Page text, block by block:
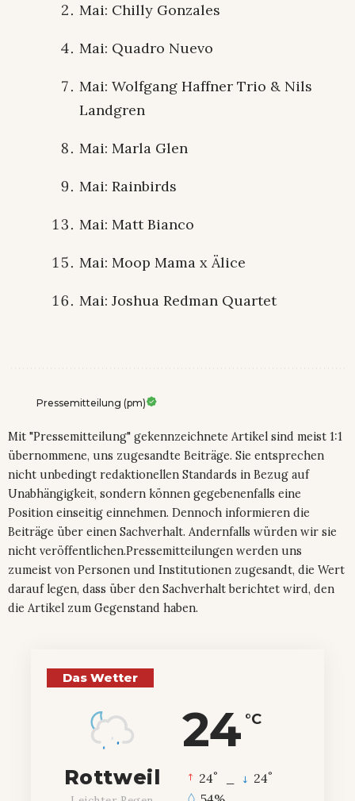
Mai: Chilly Gonzales
Mai: Quadro Nuevo
Mai: Wolfgang Haffner Trio & Nils
Landgren
Mai: Marla Glen
Mai: Rainbirds
Mai: Matt Bianco
Mai: Moop Mama x Älice
Mai: Joshua Redman Quartet
Pressemitteilung (pm)
Mit "Pressemitteilung" gekennzeichnete Artikel sind meist 1:1
übernommene, uns zugesandte Beiträge. Sie entsprechen
nicht unbedingt redaktionellen Standards in Bezug auf
Unabhängigkeit, sondern können gegebenenfalls eine
Position einseitig einnehmen. Dennoch informieren die
Beiträge über einen Sachverhalt. Andernfalls würden wir sie
nicht veröffentlichen.Pressemitteilungen werden uns
zumeist von Personen und Institutionen zugesandt, die Wert
darauf legen, dass über den Sachverhalt berichtet wird, den
die Artikel zum Gegenstand haben.
Das Wetter
24 °C
Rottweil 24° 24°